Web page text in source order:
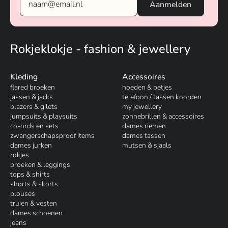
Rokjeklokje - fashion & jewellery
Kleding
flared broeken
jassen & jacks
blazers & gilets
jumpsuits & playsuits
co-ords en sets
zwangerschapsproof items
dames jurken
rokjes
broeken & leggings
tops & shirts
shorts & skorts
blouses
truien & vesten
dames schoenen
jeans
Accessoires
hoeden & petjes
telefoon / tassen koorden
my jewellery
zonnebrillen & accessoires
dames riemen
dames tassen
mutsen & sjaals